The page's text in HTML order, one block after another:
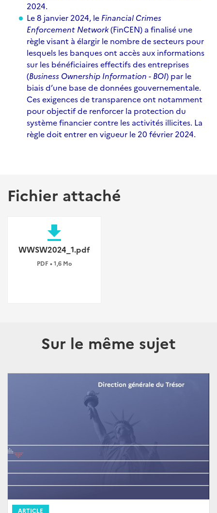
2024.
Le 8 janvier 2024, le Financial Crimes
Enforcement Network(FinCEN) a finalisé une
règle visant à élargir le nombre de secteurs pour
lesquels les banques ont accès aux informations
sur les bénéficiaires effectifs des entreprises
(Business Ownership Information - BOI) par le
biais d’une base de données gouvernementale.
Ces exigences de transparence ont notamment
pour objectif de renforcer la protection du
système financier contre les activités illicites. La
règle doit entrer en vigueur le 20 février 2024.
Fichier attaché
file_download
WWSW2024_1.pdf
PDF • 1,6 Mo
Sur le même sujet
ARTICLE